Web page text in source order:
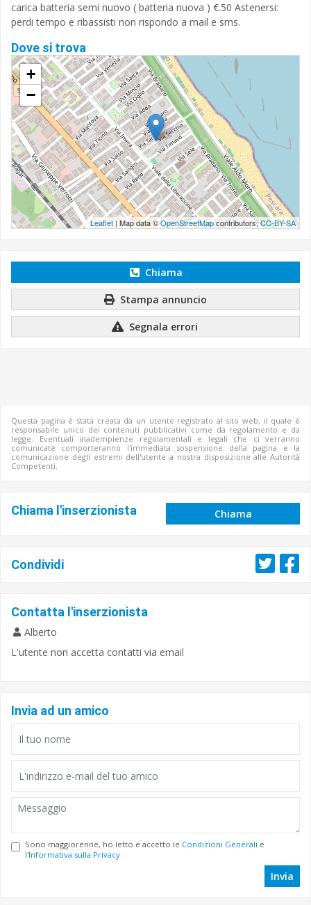
carica batteria semi nuovo ( batteria nuova ) €.50 Astenersi:
perdi tempo e ribassisti non rispondo a mail e sms.
Dove si trova
+
−
Leaflet | Map data ©OpenStreetMapcontributors,CC-BY-SA
Chiama
Stampa annuncio
Segnala errori
Questa pagina è stata creata da un utente registrato al sito web, il quale è
responsabile unico dei contenuti pubblicativi come da regolamento e da
legge. Eventuali inadempienze regolamentali e legali che ci verranno
comunicate comporteranno l'immediata sospensione della pagina e la
comunicazione degli estremi dell'utente a nostra disposizione alle Autorità
Competenti.
Chiama l'inserzionista Chiama
Condividi
Contatta l'inserzionista
Alberto
L'utente non accetta contatti via email
Invia ad un amico
Sono maggiorenne, ho letto e accetto le Condizioni Generali e
l'Informativa sulla Privacy
Invia